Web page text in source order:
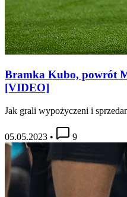
Bramka Kubo, powrót
[VIDEO]
Jak grali wypożyczeni i
05.05.2023 • 9